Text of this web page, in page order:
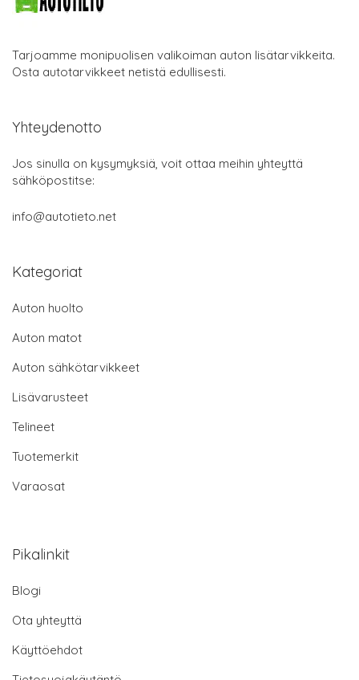
Tarjoamme monipuolisen valikoiman auton lisätarvikkeita.
Osta autotarvikkeet netistä edullisesti.
Yhteydenotto
Jos sinulla on kysymyksiä, voit ottaa meihin yhteyttä
sähköpostitse:
info@autotieto.net
Kategoriat
Auton huolto
Auton matot
Auton sähkötarvikkeet
Lisävarusteet
Telineet
Tuotemerkit
Varaosat
Pikalinkit
Blogi
Ota yhteyttä
Käyttöehdot